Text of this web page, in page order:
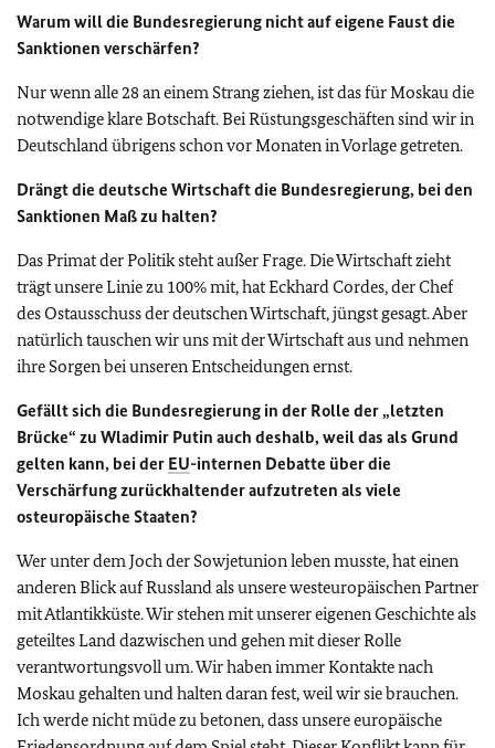
Warum will die Bundesregierung nicht auf eigene Faust die
Sanktionen verschärfen?
Nur wenn alle 28 an einem Strang ziehen, ist das für Moskau die
notwendige klare Botschaft. Bei Rüstungsgeschäften sind wir in
Deutschland übrigens schon vor Monaten in Vorlage getreten.
Drängt die deutsche Wirtschaft die Bundesregierung, bei den
Sanktionen Maß zu halten?
Das Primat der Politik steht außer Frage. Die Wirtschaft zieht
trägt unsere Linie zu 100% mit, hat Eckhard Cordes, der Chef
des Ostausschuss der deutschen Wirtschaft, jüngst gesagt. Aber
natürlich tauschen wir uns mit der Wirtschaft aus und nehmen
ihre Sorgen bei unseren Entscheidungen ernst.
Gefällt sich die Bundesregierung in der Rolle der „letzten
Brücke“ zu Wladimir Putin auch deshalb, weil das als Grund
gelten kann, bei der EU-internen Debatte über die
Verschärfung zurückhaltender aufzutreten als viele
osteuropäische Staaten?
Wer unter dem Joch der Sowjetunion leben musste, hat einen
anderen Blick auf Russland als unsere westeuropäischen Partner
mit Atlantikküste. Wir stehen mit unserer eigenen Geschichte als
geteiltes Land dazwischen und gehen mit dieser Rolle
verantwortungsvoll um. Wir haben immer Kontakte nach
Moskau gehalten und halten daran fest, weil wir sie brauchen.
Ich werde nicht müde zu betonen, dass unsere europäische